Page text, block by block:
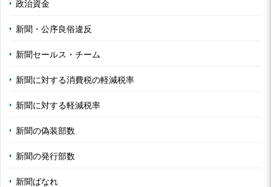
政治資金
新聞・公序良俗違反
新聞セールス・チーム
新聞に対する消費税の軽減税率
新聞に対する軽減税率
新聞の偽装部数
新聞の発行部数
新聞ばなれ